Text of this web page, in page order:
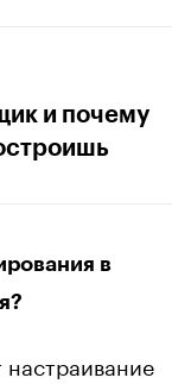
и почему
в